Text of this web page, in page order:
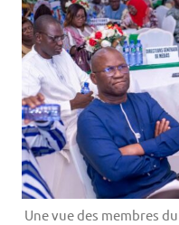
Une vue des membres